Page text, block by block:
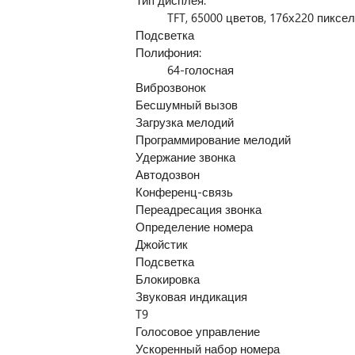
TFT, 65000 цветов, 176х220
Подсветка
Полифония:
64-голосная
Виброзвонок
Бесшумный вызов
Загрузка мелодий
Программирование мелодий
Удержание звонка
Автодозвон
Конференц-связь
Переадресация звонка
Определение номера
Джойстик
Подсветка
Блокировка
Звуковая индикация
T9
Голосовое управление
Ускоренный набор номера